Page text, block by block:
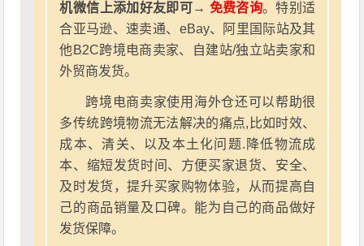
机微信上添加好友即可→ 免费咨询。特别适
合亚马逊、速卖通、eBay、阿里国际站及其
他B2C跨境电商卖家、自建站/独立站卖家和
外贸商发货。
跨境电商卖家使用海外仓还可以帮助很
多传统跨境物流无法解决的痛点,比如时效、
成本、清关、以及本土化问题.降低物流成
本、缩短发货时间、方便买家退货、安全、
及时发货，提升买家购物体验，从而提高自
己的商品销量及口碑。能为自己的商品做好
发货保障。